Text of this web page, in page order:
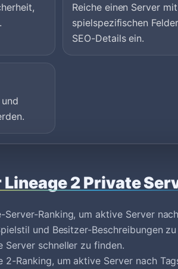
Reiche einen Server mit
spielspezifischen
SEO-Details ein.
Lineage 2 Private
Ranking, um aktive Server
und Besitzer-Beschreibungen
Server schneller zu finden.
Ranking, um aktive Server nach